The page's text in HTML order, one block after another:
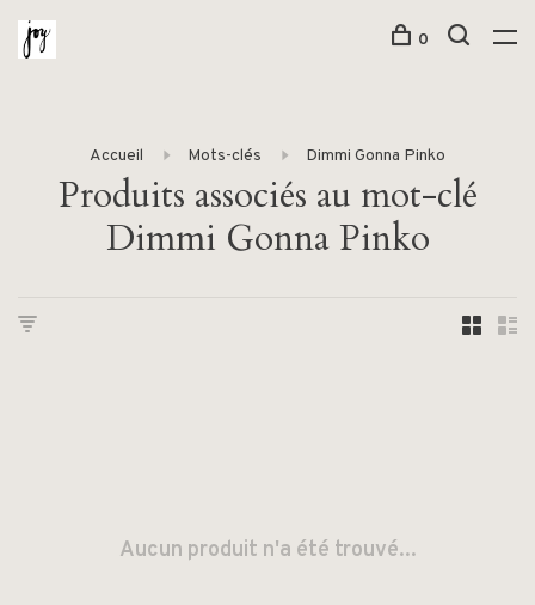
0
Accueil Mots-clés Dimmi Gonna Pinko
Produits associés au mot-clé
Dimmi Gonna Pinko
Aucun produit n'a été trouvé...